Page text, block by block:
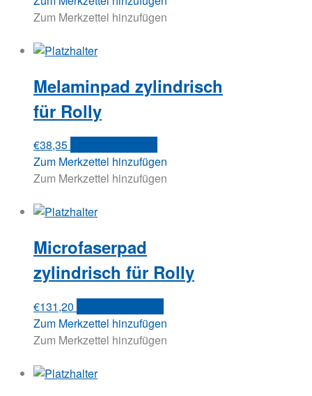
Zum Merkzettel hinzufügen
Melaminpad zylindrisch
für Rolly
€38,35
Zum Merkzettel hinzufügen
Zum Merkzettel hinzufügen
Microfaserpad
zylindrisch für Rolly
€131,20
Zum Merkzettel hinzufügen
Zum Merkzettel hinzufügen